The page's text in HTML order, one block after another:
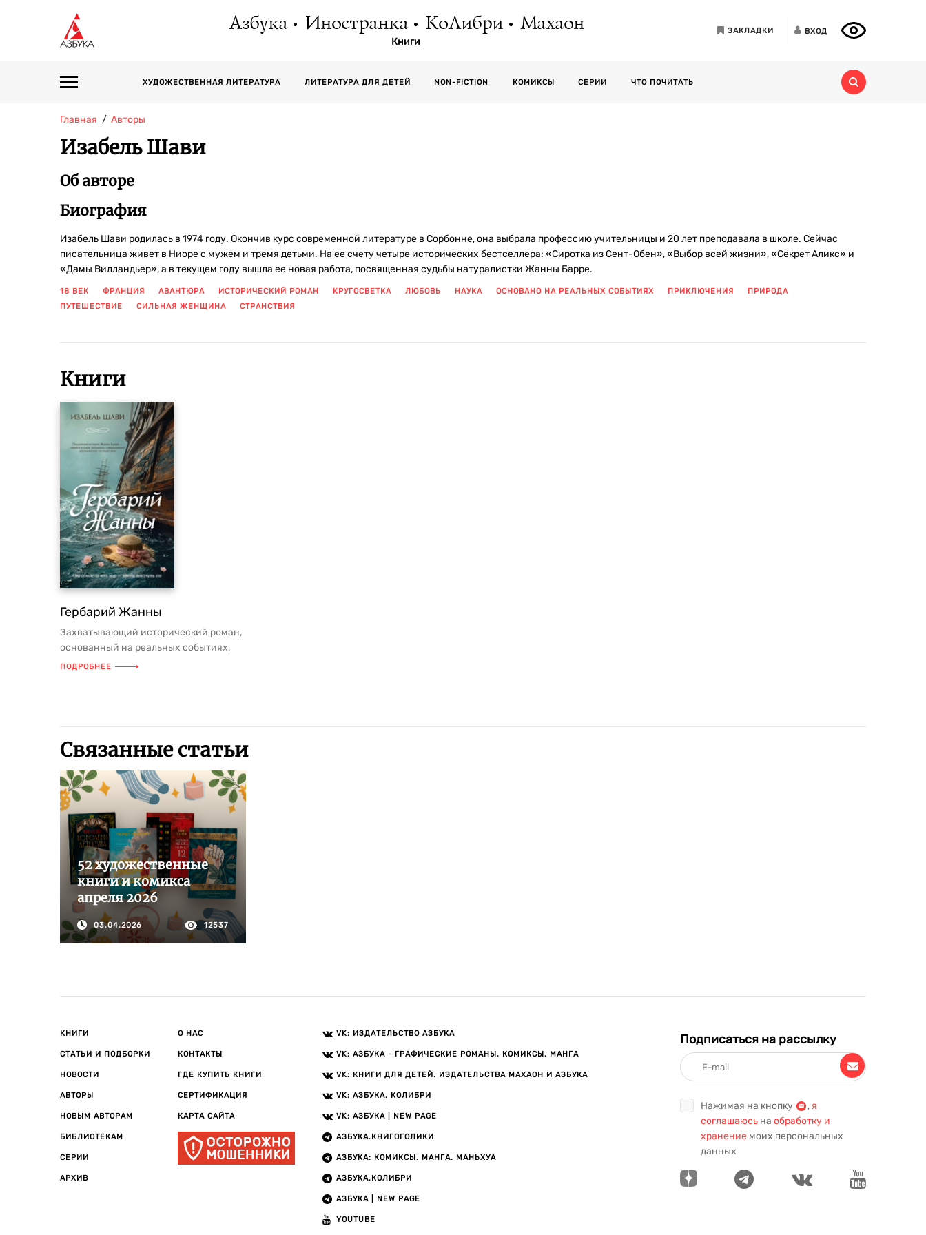
Азбука Иностранка КоЛибри Махаон
Книги
ЗАКЛАДКИ ВХОД
ХУДОЖЕСТВЕННАЯ ЛИТЕРАТУРА ЛИТЕРАТУРА ДЛЯ ДЕТЕЙ NON-FICTION КОМИКСЫ СЕРИИ ЧТО ПОЧИТАТЬ
Главная Авторы
Изабель Шави
Об авторе
Биография
Изабель Шави родилась в 1974 году. Окончив курс современной литературе в Сорбонне, она выбрала профессию учительницы и 20 лет преподавала в школе. Сейчас
писательница живет в Ниоре с мужем и тремя детьми. На ее счету четыре исторических бестселлера: «Сиротка из Сент-Обен», «Выбор всей жизни», «Секрет Аликс» и
«Дамы Вилландьер», а в текущем году вышла ее новая работа, посвященная судьбы натуралистки Жанны Барре.
18 ВЕК ФРАНЦИЯ АВАНТЮРА ИСТОРИЧЕСКИЙ РОМАН КРУГОСВЕТКА ЛЮБОВЬ НАУКА ОСНОВАНО НА РЕАЛЬНЫХ СОБЫТИЯХ ПРИКЛЮЧЕНИЯ
ПРИРОДА
ПУТЕШЕСТВИЕ
СИЛЬНАЯ ЖЕНЩИНА СТРАНСТВИЯ
Книги
Гербарий Жанны
Захватывающий исторический роман,
основанный на реальных событиях,
рассказывает об удивительных прик...
ПОДРОБНЕЕ
Связанные статьи
52 художественные
книги и комикса
апреля 2026
03.04.2026 12537
КНИГИ
СТАТЬИ И ПОДБОРКИ
НОВОСТИ
АВТОРЫ
НОВЫМ АВТОРАМ
БИБЛИОТЕКАМ
СЕРИИ
АРХИВ
О НАС
КОНТАКТЫ
ГДЕ КУПИТЬ КНИГИ
СЕРТИФИКАЦИЯ
КАРТА САЙТА
VK: ИЗДАТЕЛЬСТВО АЗБУКА
VK: АЗБУКА - ГРАФИЧЕСКИЕ РОМАНЫ. КОМИКСЫ. МАНГА
VK: КНИГИ ДЛЯ ДЕТЕЙ. ИЗДАТЕЛЬСТВА МАХАОН И АЗБУКА
VK: АЗБУКА. КОЛИБРИ
VK: АЗБУКА | NEW PAGE
АЗБУКА.КНИГОГОЛИКИ
АЗБУКА: КОМИКСЫ. МАНГА. МАНЬХУА
АЗБУКА.КОЛИБРИ
АЗБУКА | NEW PAGE
YOUTUBE
Подписаться на рассылку
Нажимая на кнопку , я
соглашаюсь на обработку и
хранение моих персональных
данных